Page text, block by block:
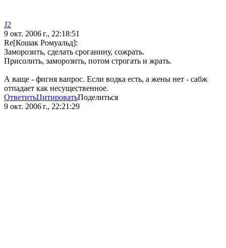
J2
9 окт. 2006 г., 22:18:51
Re[Кошак Ромуальд]:
Заморозить, сделать сроганину, сожрать.
Присолить, заморозить, потом строгать и жрать.
А ваще - фигня вапрос. Если водка есть, а жены нет - сабж
отпадает как несущественное.
ОтветитьЦитироватьПоделиться
9 окт. 2006 г., 22:21:29